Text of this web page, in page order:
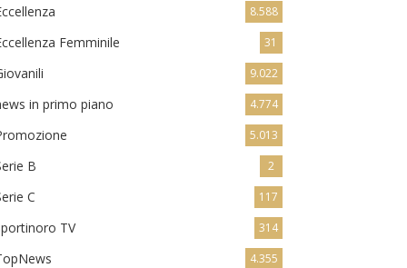
8.588
Femminile 31
9.022
in primo piano 4.774
5.013
B 2
C 117
TV 314
4.355